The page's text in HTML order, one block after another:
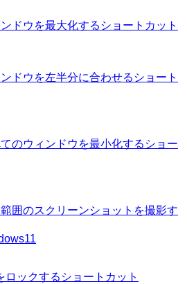
ドウを最大化するショートカット
ドウを左半分に合わせるショート
のウィンドウを最小化するショー
囲のスクリーンショットを撮影す
ックするショートカット